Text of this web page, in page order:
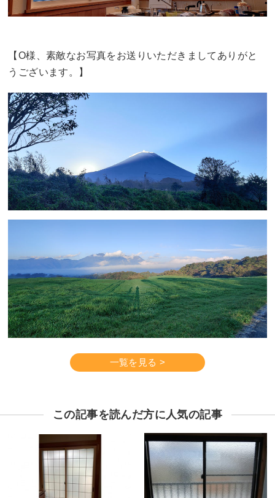
【O様、素敵なお写真をお送りいただきましてありがと
うございます。】
一覧を見る >
この記事を読んだ方に人気の記事